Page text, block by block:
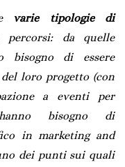
varie tipologie di
da quelle
bisogno di essere
loro progetto (con
a eventi per
bisogno di
in marketing and
dei punti sui quali